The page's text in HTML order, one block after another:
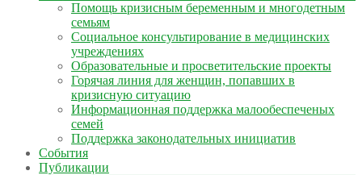
Помощь кризисным беременным и многодетным
семьям
Социальное консультирование в медицинских
учреждениях
Образовательные и просветительские проекты
Горячая линия для женщин, попавших в
кризисную ситуацию
Информационная поддержка малообеспеченых
семей
Поддержка законодательных инициатив
События
Публикации